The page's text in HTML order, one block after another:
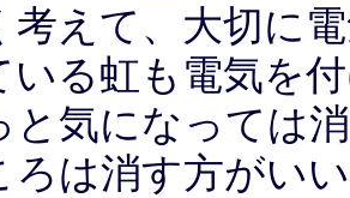
考えて、大切に
いる虹も電気を
と気になっては
ろは消す方がい